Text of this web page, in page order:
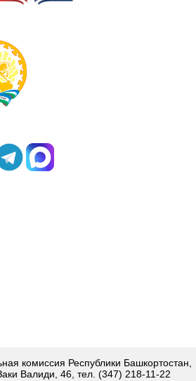
комиссия Республики Башкортостан,
Валиди, 46, тел. (347) 218-11-22